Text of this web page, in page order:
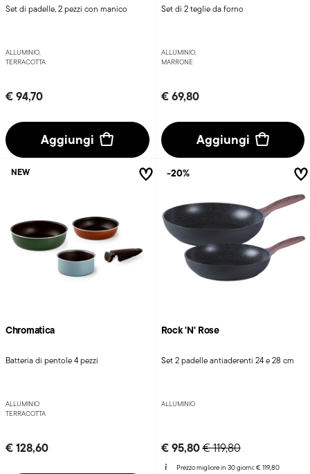
Set di padelle, 2 pezzi con manico
ALLUMINIO,
TERRACOTTA
€ 94,70
Aggiungi
Set di 2 teglie da forno
ALLUMINIO,
MARRONE
€ 69,80
Aggiungi
Chromatica
Batteria di pentole 4 pezzi
ALLUMINIO
TERRACOTTA
€ 128,60
NEW
Rock 'N' Rose
Set 2 padelle antiaderenti 24 e 28 cm
ALLUMINIO
€ 95,80Price reduced from
€ 119,80to
Prezzo migliore in 30 giorni:€ 119,80
-20%